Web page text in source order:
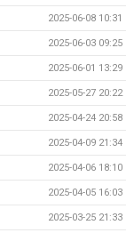
2025-06-08 10:31
2025-06-03 09:25
2025-06-01 13:29
2025-05-27 20:22
2025-04-24 20:58
2025-04-09 21:34
2025-04-06 18:10
2025-04-05 16:03
2025-03-25 21:33